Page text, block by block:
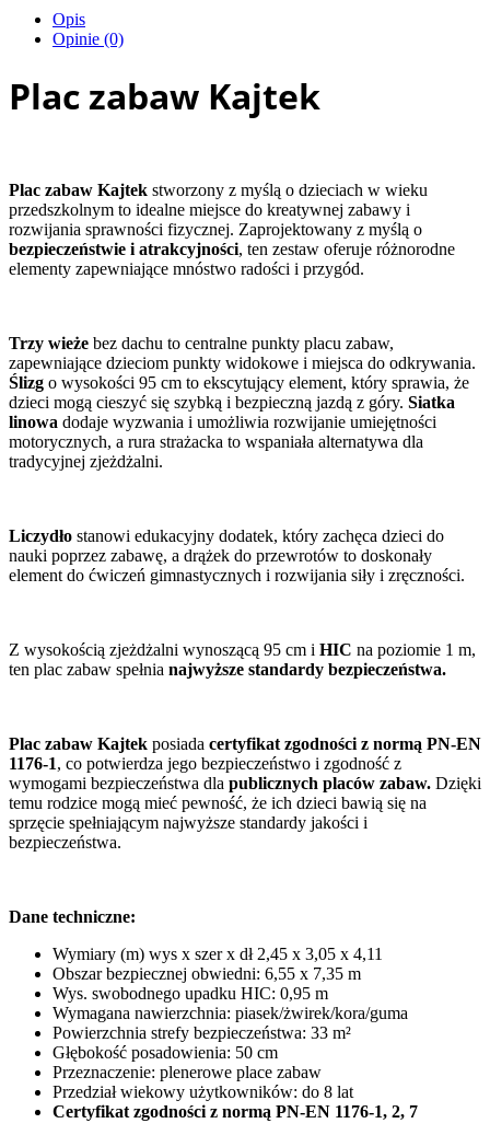
Opis
Opinie (0)
Plac zabaw Kajtek
Plac zabaw Kajtek stworzony z myślą o dzieciach w wieku
przedszkolnym to idealne miejsce do kreatywnej zabawy i
rozwijania sprawności fizycznej. Zaprojektowany z myślą o
bezpieczeństwie i atrakcyjności, ten zestaw oferuje różnorodne
elementy zapewniające mnóstwo radości i przygód.
Trzy wieże bez dachu to centralne punkty placu zabaw,
zapewniające dzieciom punkty widokowe i miejsca do odkrywania.
Ślizg o wysokości 95 cm to ekscytujący element, który sprawia, że
dzieci mogą cieszyć się szybką i bezpieczną jazdą z góry. Siatka
linowa dodaje wyzwania i umożliwia rozwijanie umiejętności
motorycznych, a rura strażacka to wspaniała alternatywa dla
tradycyjnej zjeżdżalni.
Liczydło stanowi edukacyjny dodatek, który zachęca dzieci do
nauki poprzez zabawę, a drążek do przewrotów to doskonały
element do ćwiczeń gimnastycznych i rozwijania siły i zręczności.
Z wysokością zjeżdżalni wynoszącą 95 cm i HIC na poziomie 1 m,
ten plac zabaw spełnia najwyższe standardy bezpieczeństwa.
Plac zabaw Kajtek posiada certyfikat zgodności z normą PN-EN
1176-1, co potwierdza jego bezpieczeństwo i zgodność z
wymogami bezpieczeństwa dla publicznych placów zabaw. Dzięki
temu rodzice mogą mieć pewność, że ich dzieci bawią się na
sprzęcie spełniającym najwyższe standardy jakości i
bezpieczeństwa.
Dane techniczne:
Wymiary (m) wys x szer x dł 2,45 x 3,05 x 4,11
Obszar bezpiecznej obwiedni: 6,55 x 7,35 m
Wys. swobodnego upadku HIC: 0,95 m
Wymagana nawierzchnia: piasek/żwirek/kora/guma
Powierzchnia strefy bezpieczeństwa: 33 m²
Głębokość posadowienia: 50 cm
Przeznaczenie: plenerowe place zabaw
Przedział wiekowy użytkowników: do 8 lat
Certyfikat zgodności z normą PN-EN 1176-1, 2, 7